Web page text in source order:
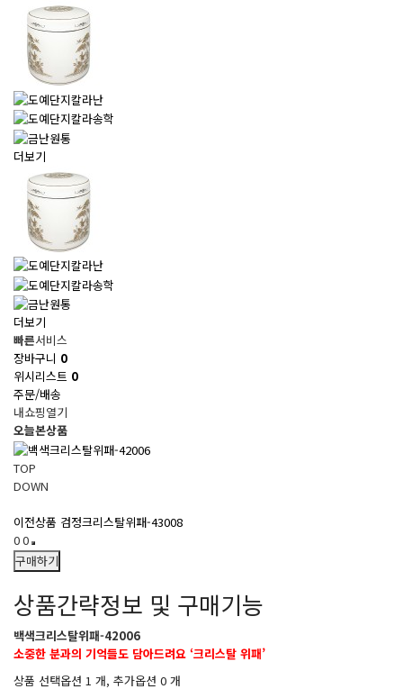
더보기
더보기
빠른서비스
장바구니 0
위시리스트 0
주문/배송
내쇼핑열기
오늘본상품
TOP
DOWN
이전상품 검정크리스탈위패-43008
00
구매하기
상품간략정보 및 구매기능
백색크리스탈위패-42006
소중한 분과의 기억들도 담아드려요 ‘크리스탈 위패’
상품 선택옵션 1 개, 추가옵션 0 개